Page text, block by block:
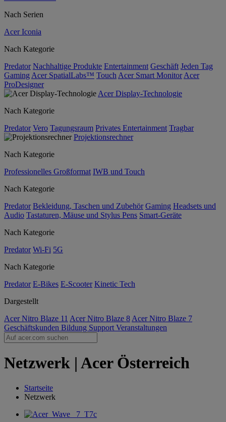
Nach Serien
Acer Iconia
Nach Kategorie
Predator Nachhaltige Produkte Entertainment Geschäft Jeden Tag
Gaming Acer SpatialLabs™ Touch Acer Smart Monitor Acer
ProDesigner
Acer Display-Technologie
Nach Kategorie
Predator Vero Tagungsraum Privates Entertainment Tragbar
Projektionsrechner
Nach Kategorie
Professionelles Großformat IWB und Touch
Nach Kategorie
Predator Bekleidung, Taschen und Zubehör Gaming Headsets und
Audio Tastaturen, Mäuse und Stylus Pens Smart-Geräte
Nach Kategorie
Predator Wi-Fi 5G
Nach Kategorie
Predator E-Bikes E-Scooter Kinetic Tech
Dargestellt
Acer Nitro Blaze 11 Acer Nitro Blaze 8 Acer Nitro Blaze 7
Geschäftskunden Bildung Support Veranstaltungen
Netzwerk | Acer Österreich
Startseite
Netzwerk